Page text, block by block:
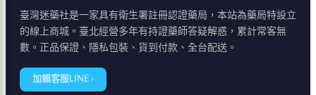
臺灣迷藥社是一家具有衛生署註冊認證藥局，本站為藥局特設立
的線上商城。臺北經營多年有持證藥師答疑解惑，累計常客無
數。正品保證、隱私包裝、貨到付款、全台配送。
加賴客服LINE ›